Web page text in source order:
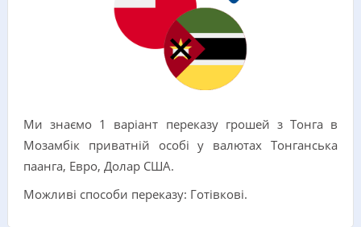
Ми знаємо 1 варіант переказу грошей з Тонга в
Мозамбік приватній особі у валютах Тонганська
паанга, Евро, Долар США.
Можливі способи переказу: Готівкові.